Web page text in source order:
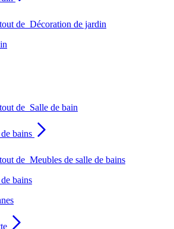
de Décoration de jardin
de Salle de bain
bains
de Meubles de salle de bains
bains